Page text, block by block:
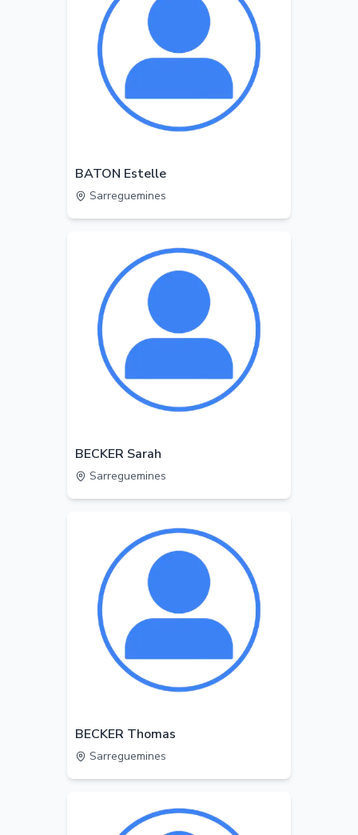
BATON Estelle
Sarreguemines
BECKER Sarah
Sarreguemines
BECKER Thomas
Sarreguemines